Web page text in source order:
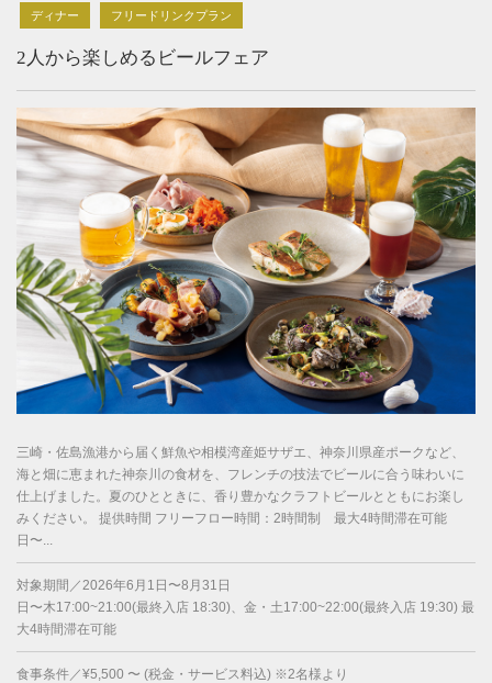
ディナー フリードリンクプラン
2人から楽しめるビールフェア
三崎・佐島漁港から届く鮮魚や相模湾産姫サザエ、神奈川県産ポークなど、
海と畑に恵まれた神奈川の食材を、フレンチの技法でビールに合う味わいに
仕上げました。夏のひとときに、香り豊かなクラフトビールとともにお楽し
みください。 提供時間 フリーフロー時間：2時間制 最大4時間滞在可能
日〜...
対象期間／2026年6月1日〜8月31日
日〜木17:00~21:00(最終入店 18:30)、金・土17:00~22:00(最終入店 19:30) 最
大4時間滞在可能
食事条件／¥5,500 〜 (税金・サービス料込) ※2名様より